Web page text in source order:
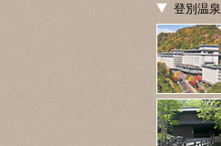
登別温泉